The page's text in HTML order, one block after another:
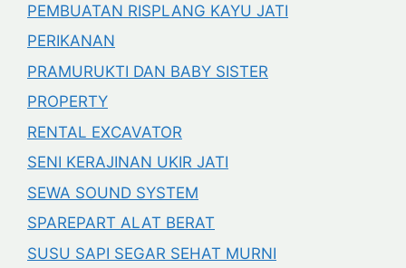
PEMBUATAN RISPLANG KAYU JATI
PERIKANAN
PRAMURUKTI DAN BABY SISTER
PROPERTY
RENTAL EXCAVATOR
SENI KERAJINAN UKIR JATI
SEWA SOUND SYSTEM
SPAREPART ALAT BERAT
SUSU SAPI SEGAR SEHAT MURNI